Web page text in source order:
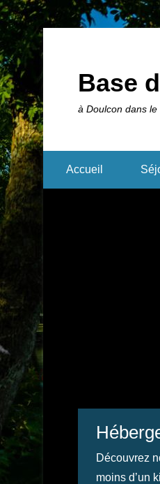
Base
à Doulcon dans
Accueil
Découvrez
moins d’un